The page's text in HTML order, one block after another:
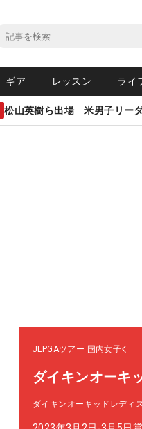
ギア レッスン ライ
松山英樹ら出場 米男子リー
JLPGAツアー 国内女子
ダイキンオーキ
ダイキンオーキッドレディ